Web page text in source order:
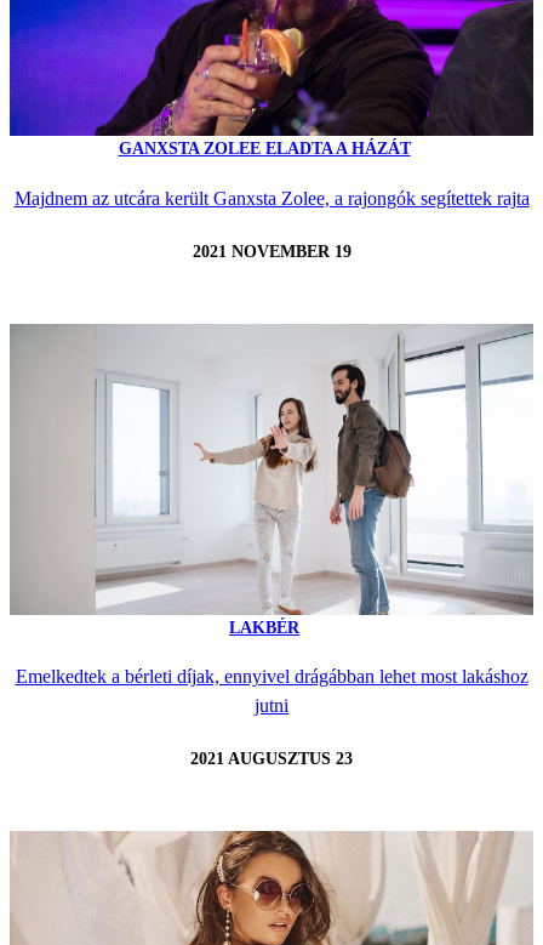
GANXSTA ZOLEE ELADTA A HÁZÁT
Majdnem az utcára került Ganxsta Zolee, a rajongók segítettek rajta
2021 NOVEMBER 19
LAKBÉR
Emelkedtek a bérleti díjak, ennyivel drágábban lehet most lakáshoz
jutni
2021 AUGUSZTUS 23